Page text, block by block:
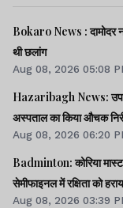
Bokaro News : दामोदर
थी छलांग
Aug 08, 2026 05:08
Hazaribagh News:
अस्पताल का किया औचक
Aug 08, 2026 06:20
Badminton: कोरिया
सेमीफाइनल में रक्षिता को
Aug 08, 2026 03:39